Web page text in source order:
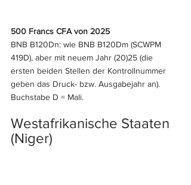
500 Francs CFA von 2025
BNB B120Dn: wie BNB B120Dm (SCWPM
419D), aber mit neuem Jahr (20)25 (die
ersten beiden Stellen der Kontrollnummer
geben das Druck- bzw. Ausgabejahr an).
Buchstabe D = Mali.
Westafrikanische Staaten
(Niger)